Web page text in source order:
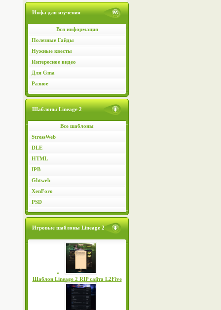
Инфа для изучения
Вся информация
Полезные Гайды
Нужные квесты
Интересное видео
Для Gma
Разное
Шаблоны Lineage 2
Все шаблоны
StressWeb
DLE
HTML
IPB
Ghtweb
XenForo
PSD
Игровые шаблоны Lineage 2
Шаблон Lineage 2 RIP сайта L2Five